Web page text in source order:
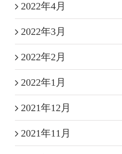
2022年4月
2022年3月
2022年2月
2022年1月
2021年12月
2021年11月